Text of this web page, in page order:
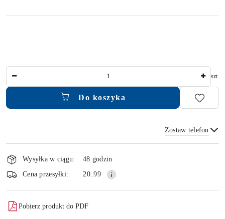
szt.
Do koszyka
Zostaw telefon
Wyślij
Dostępność
i
dostawa
Wysyłka w ciągu:
48 godzin
Cena przesyłki:
20.99
Pobierz produkt do PDF